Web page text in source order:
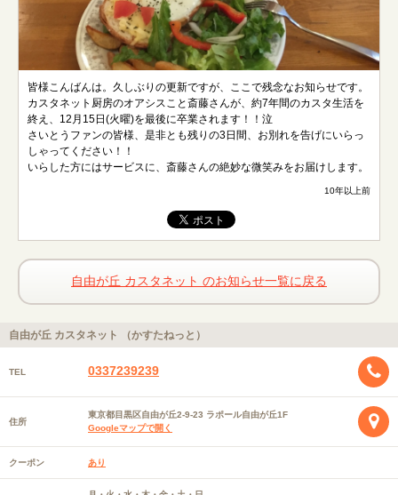
皆様こんばんは。久しぶりの更新ですが、ここで残念なお知らせです。
カスタネット厨房のオアシスこと斎藤さんが、約7年間のカスタ生活を
終え、12月15日(火曜)を最後に卒業されます！！泣
さいとうファンの皆様、是非とも残りの3日間、お別れを告げにいらっ
しゃってください！！
いらした方にはサービスに、斎藤さんの絶妙な微笑みをお届けします。
10年以上前
自由が丘 カスタネット のお知らせ一覧に戻る
自由が丘 カスタネット （かすたねっと）
TEL 0337239239
住所
東京都目黒区自由が丘2-9-23 ラポール自由が丘1F
Googleマップで開く
クーポン あり